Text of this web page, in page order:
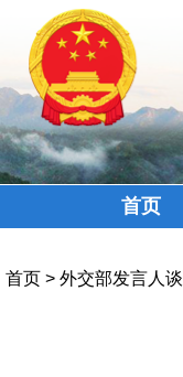
首页
首页 > 外交部发言人